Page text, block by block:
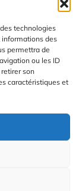
technologies
informations des
permettra de
ou les ID
son
caractéristiques et
du site